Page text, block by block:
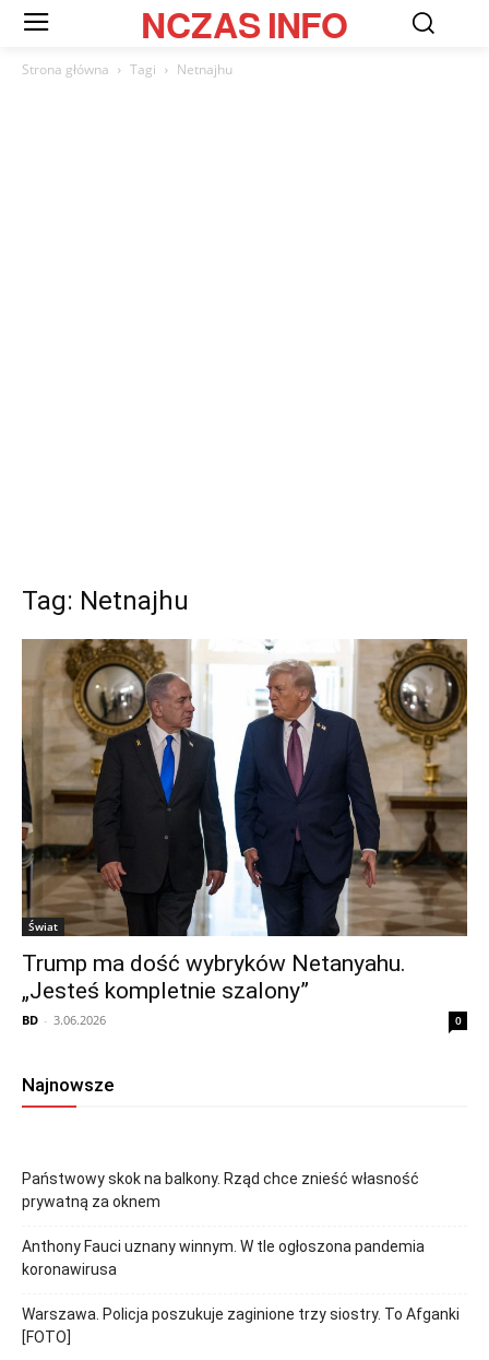
NCZASINFO
Strona główna Tagi Netnajhu
Tag: Netnajhu
Świat
Trump ma dość wybryków Netanyahu.
„Jesteś kompletnie szalony”
BD - 3.06.2026 0
Najnowsze
Państwowy skok na balkony. Rząd chce znieść własność
prywatną za oknem
Anthony Fauci uznany winnym. W tle ogłoszona pandemia
koronawirusa
Warszawa. Policja poszukuje zaginione trzy siostry. To Afganki
[FOTO]